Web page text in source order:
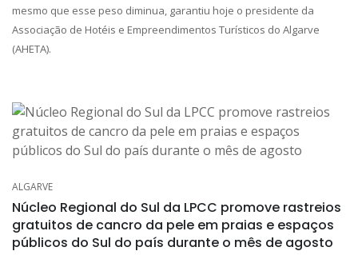
mesmo que esse peso diminua, garantiu hoje o presidente da
Associação de Hotéis e Empreendimentos Turísticos do Algarve
(AHETA).
ALGARVE
Núcleo Regional do Sul da LPCC promove rastreios
gratuitos de cancro da pele em praias e espaços
públicos do Sul do país durante o mês de agosto